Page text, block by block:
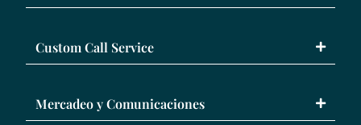
Custom Call Service
Mercadeo y Comunicaciones